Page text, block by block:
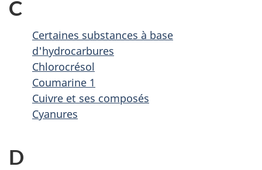
C
Certaines substances à base
d'hydrocarbures
Chlorocrésol
Coumarine 1
Cuivre et ses composés
Cyanures
D